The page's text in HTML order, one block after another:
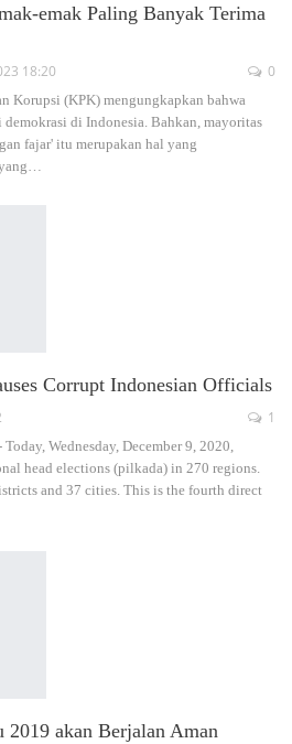
emak Paling Banyak Terima
18:20 0
Korupsi (KPK) mengungkapkan bahwa
di Indonesia. Bahkan, mayoritas
fajar' itu merupakan hal yang
Corrupt Indonesian Officials
1
Wednesday, December 9, 2020,
head elections (pilkada) in 270 regions.
and 37 cities. This is the fourth direct
akan Berjalan Aman